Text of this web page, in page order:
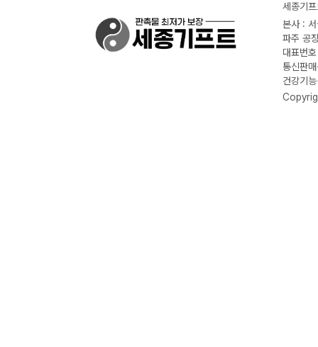
세종기
본사 :
파주 공
대표번
통신판
건강기